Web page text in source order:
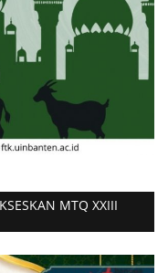
MTQ XXIII